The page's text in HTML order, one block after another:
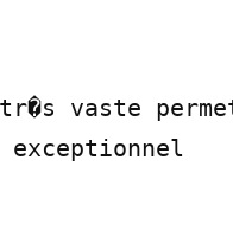
tr�s vaste
exceptionnel